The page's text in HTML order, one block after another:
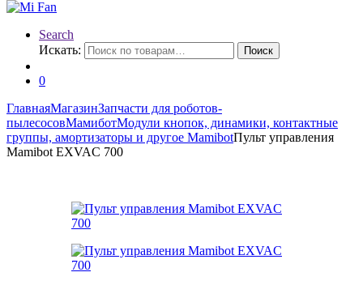
Search
Искать:
Поиск
0
ГлавнаяМагазинЗапчасти для роботов-
пылесосовМамиботМодули кнопок, динамики, контактные
группы, амортизаторы и другое MamibotПульт управления
Mamibot EXVAC 700